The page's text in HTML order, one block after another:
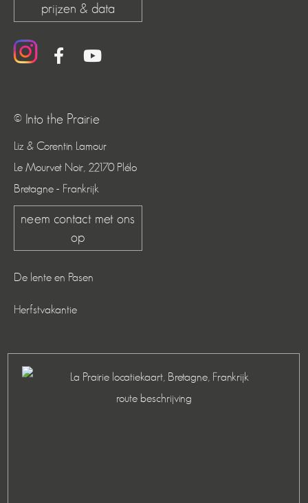
prijzen & data
© Into the Prairie
Liz & Corentin Lamour
Le Mourvet Noir, 22170 Plélo
Bretagne - Frankrijk
neem contact met ons
op
De lente en Pasen
Herfstvakantie
route beschrijving